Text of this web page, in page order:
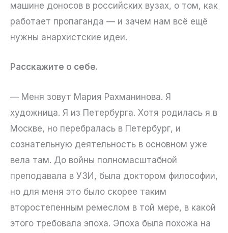
машине доносов в российских вузах, о том, как
работает пропаганда — и зачем нам всё ещё
нужны анархистские идеи.
Расскажите о себе.
— Меня зовут Мария Рахманинова. Я
художница. Я из Петербурга. Хотя родилась я в
Москве, но перебралась в Петербург, и
сознательную деятельность в основном уже
вела там. До войны полномасштабной
преподавала в УЗИ, была доктором философии,
но для меня это было скорее таким
второстепенным ремеслом в той мере, в какой
этого требовала эпоха. Эпоха была похожа на